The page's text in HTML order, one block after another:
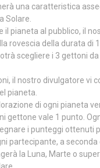
una caratteristica
Solare.
il pianeta al pubblico, il
rovescia della durata di
scegliere i 3 gettoni da
il nostro divulgatore vi
pianeta.
di ogni pianeta
gettone vale 1 punto.
i punteggi ottenuti
partecipante, a seconda
la Luna, Marte o